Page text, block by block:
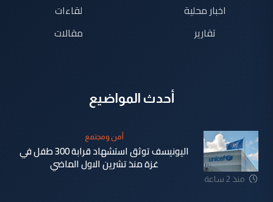
اخبار محلية
تقارير
لقاءات
مقالات
أحدث المواضيع
منذ 2 ساعة
أمن ومجتمع
اليونيسف توثق استشهاد قرابة 300 طفل في
غزة منذ تشرين الاول الماضي